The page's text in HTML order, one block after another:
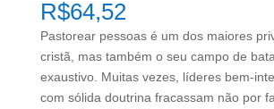
R$64,52
Pastorear pessoas é um dos maiores
cristã, mas também o seu campo de
exaustivo. Muitas vezes, líderes bem-
com sólida doutrina fracassam não por